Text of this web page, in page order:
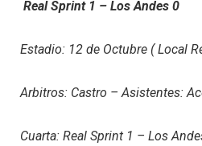
Real Sprint 1 – Los Andes 0
Estadio: 12 de Octubre ( Local
Arbitros: Castro – Asistentes:
Cuarta: Real Sprint 1 – Los